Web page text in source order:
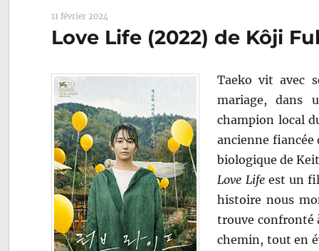
l’article
11 février 2024
Love Life (2022) de Kôji
Taeko vit avec
mariage, dans
champion local
ancienne fiancée
biologique de
Love Lifeest un
histoire nous
trouve confronté
chemin, tout en